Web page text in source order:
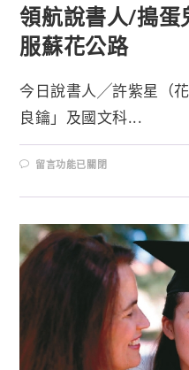
領航說書人/搗蛋
服蘇花公路
今日說書人╱許紫星（
良鑰」及國文科...
留言功能已關閉